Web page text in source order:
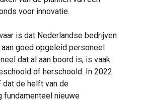
voor innovatie.
is dat Nederlandse bedrijven
goed opgeleid personeel
dat al aan boord is, is vaak
of herschoold. In 2022
dat de helft van de
fundamenteel nieuwe